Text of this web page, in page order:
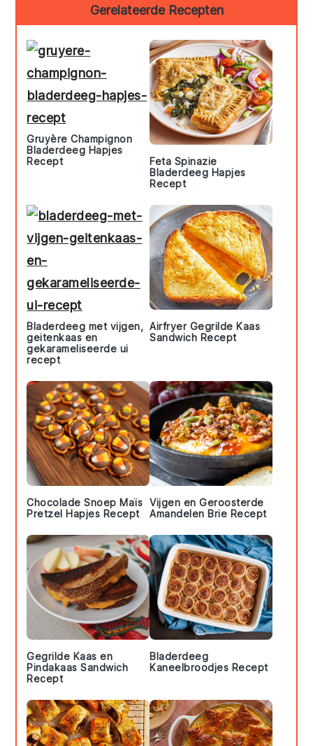
Sidebar
Gerelateerde Recepten
Gruyère Champignon
Bladerdeeg Hapjes
Recept
Feta Spinazie
Bladerdeeg Hapjes
Recept
Bladerdeeg met vijgen,
geitenkaas en
gekarameliseerde ui
recept
Airfryer Gegrilde Kaas
Sandwich Recept
Chocolade Snoep Maïs
Pretzel Hapjes Recept
Vijgen en Geroosterde
Amandelen Brie Recept
Gegrilde Kaas en
Pindakaas Sandwich
Recept
Bladerdeeg
Kaneelbroodjes Recept